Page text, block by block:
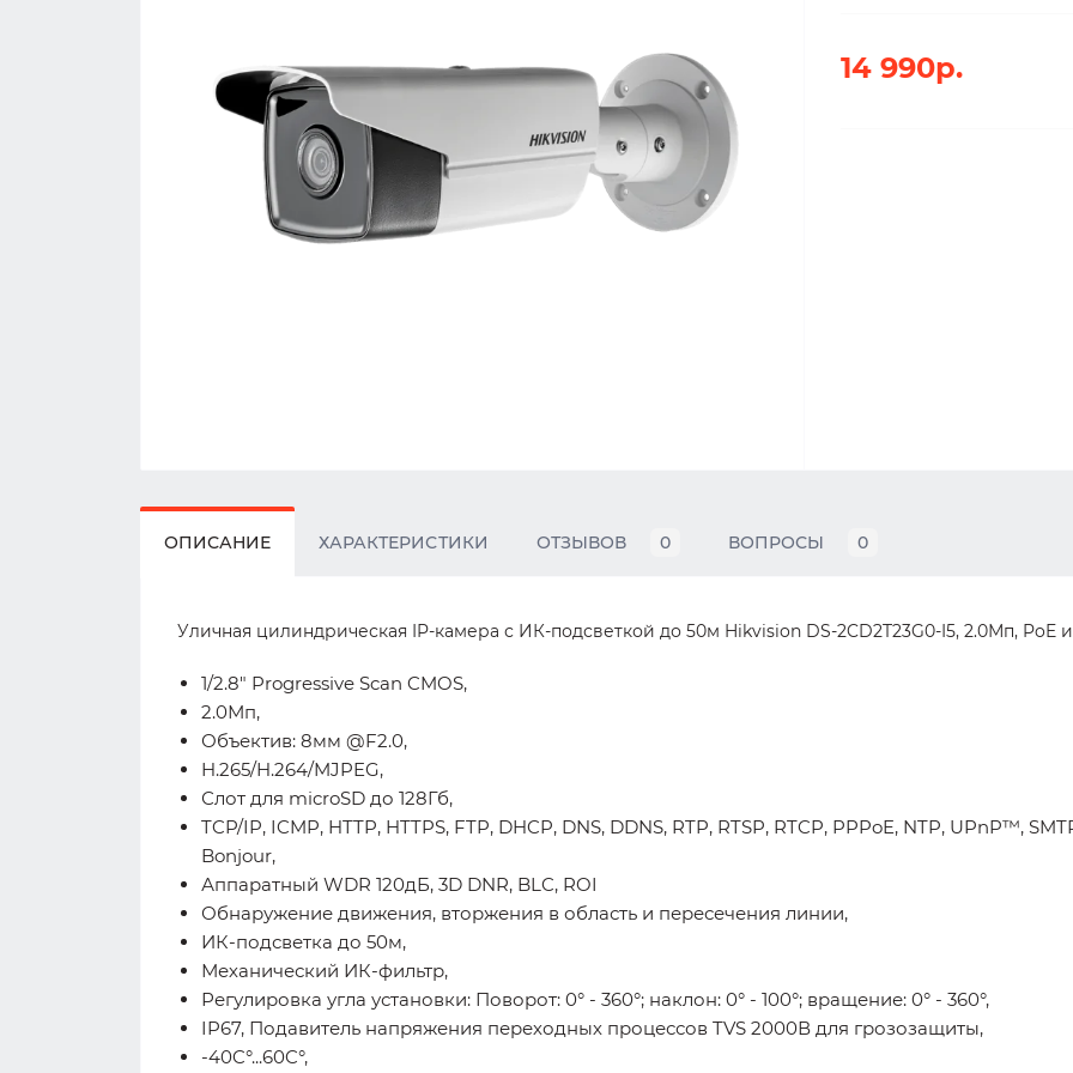
14 990р.
ОПИСАНИЕ ХАРАКТЕРИСТИКИ ОТЗЫВОВ 0 ВОПРОСЫ 0
Уличная цилиндрическая IP-камера с ИК-подсветкой до 50м Hikvision DS-2CD2T23G0-I5, 2.0Мп, PoE
1/2.8" Progressive Scan CMOS,
2.0Мп,
Объектив: 8мм @F2.0,
H.265/H.264/MJPEG,
Слот для microSD до 128Гб,
TCP/IP, ICMP, HTTP, HTTPS, FTP, DHCP, DNS, DDNS, RTP, RTSP, RTCP, PPPoE, NTP, UPnP™,
Bonjour,
Аппаратный WDR 120дБ, 3D DNR, BLC, ROI
Обнаружение движения, вторжения в область и пересечения линии,
ИК-подсветка до 50м,
Механический ИК-фильтр,
Регулировка угла установки: Поворот: 0° - 360°; наклон: 0° - 100°; вращение: 0° - 360°,
IP67, Подавитель напряжения переходных процессов TVS 2000В для грозозащиты,
-40C°...60C°,